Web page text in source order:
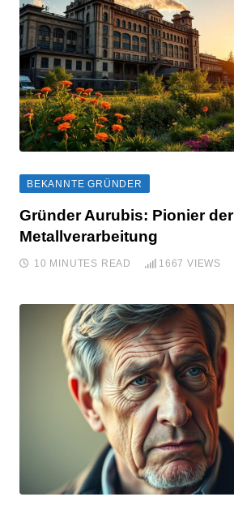
BEKANNTE GRÜNDER
Gründer Aurubis: Pionier der
Metallverarbeitung
10 MINUTES READ 1667 VIEWS